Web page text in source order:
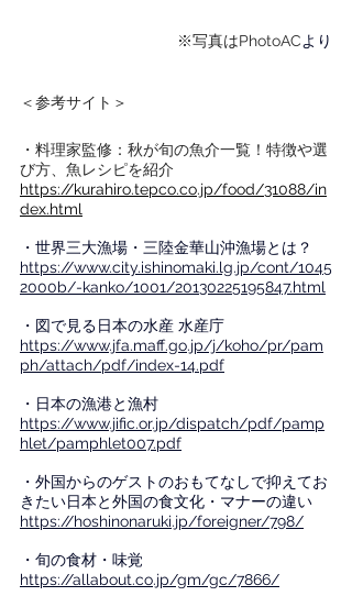
※写真はPhotoACより
＜参考サイト＞
・料理家監修：秋が旬の魚介一覧！特徴や選
び方、魚レシピを紹介
https://kurahiro.tepco.co.jp/food/31088/in
dex.html
・世界三大漁場・三陸金華山沖漁場とは？
https://www.city.ishinomaki.lg.jp/cont/1045
2000b/-kanko/1001/20130225195847.html
・図で見る日本の水産 水産庁
https://www.jfa.maff.go.jp/j/koho/pr/pam
ph/attach/pdf/index-14.pdf
・日本の漁港と漁村
https://www.jific.or.jp/dispatch/pdf/pamp
hlet/pamphlet007.pdf
・外国からのゲストのおもてなしで抑えてお
きたい日本と外国の食文化・マナーの違い
https://hoshinonaruki.jp/foreigner/798/
・旬の食材・味覚
https://allabout.co.jp/gm/gc/7866/